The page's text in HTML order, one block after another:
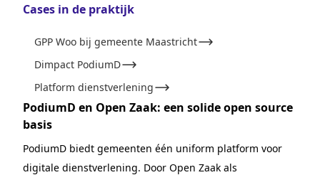
PodiumD en Open Zaak: een solide open source
basis
PodiumD biedt gemeenten één uniform platform voor
digitale dienstverlening. Door Open Zaak als
Cases in de praktijk
GPP Woo bij gemeente Maastricht
Dimpact PodiumD
Platform dienstverlening